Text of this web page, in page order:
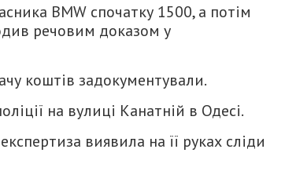
BMW спочатку 1500, а потім
речовим доказом у
коштів задокументували.
на вулиці Канатній в Одесі.
виявила на її руках сліди